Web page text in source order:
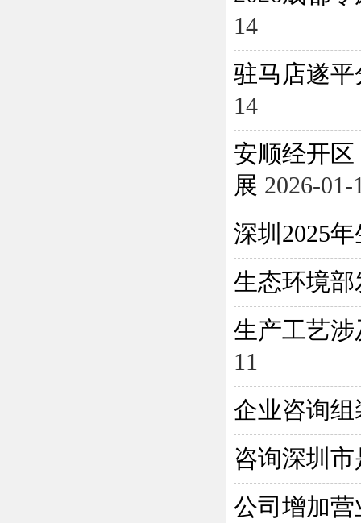
14
驻马店遂平
14
安顺经开
展 2026-01-
深圳2025
生态环境
生产工艺
11
企业咨询
咨询深圳
公司增加